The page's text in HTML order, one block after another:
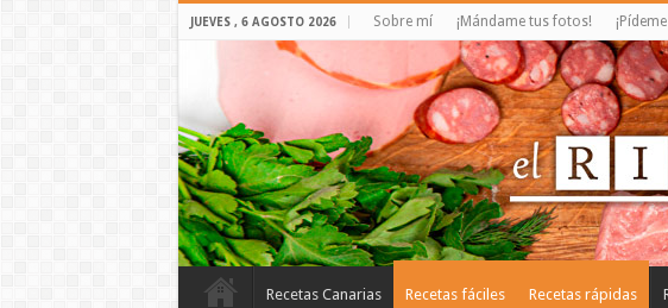
JUEVES , 6 AGOSTO 2026 Sobre mí ¡Mándame tus fotos!
Recetas Canarias Recetas fáciles Recetas rápidas